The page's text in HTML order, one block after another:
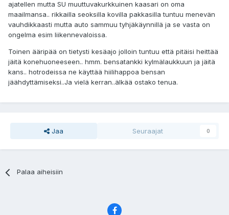
ajatellen mutta SU muuttuvakurkkuinen kaasari on oma
maailmansa.. rikkailla seoksilla kovilla pakkasilla tuntuu menevän
vauhdikkaasti mutta auto sammuu tyhjäkäynnillä ja se vasta on
ongelma esim liikennevaloissa.
Toinen ääripää on tietysti kesäajo jolloin tuntuu että pitäisi heittää
jäitä konehuoneeseen.. hmm. bensatankki kylmälaukkuun ja jäitä
kans.. hotrodeissa ne käyttää hiilihappoa bensan
jäähdyttämiseksi..Ja vielä kerran..älkää ostako tenua.
Jaa Seuraajat 0
Palaa aiheisiin